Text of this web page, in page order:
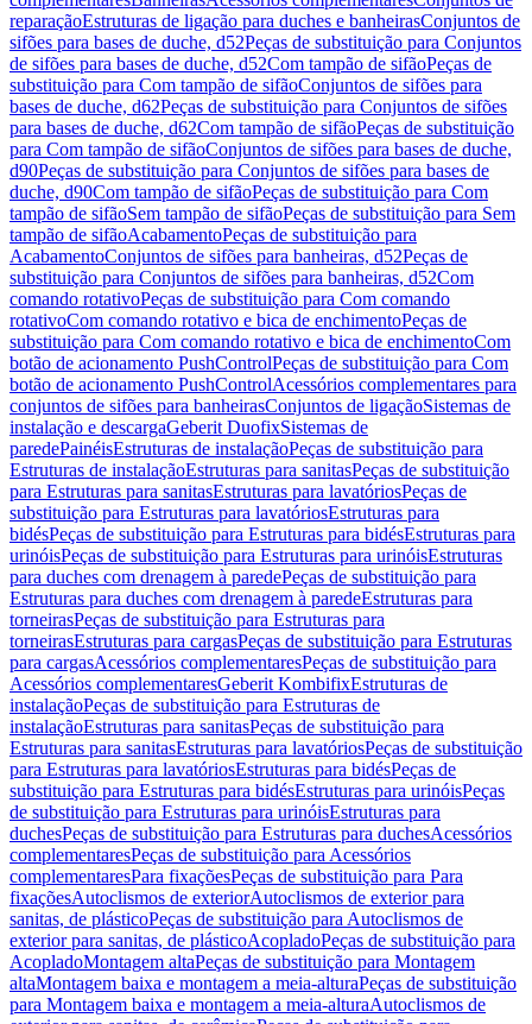
reparaçãoEstruturas de ligação para duches e banheirasConjuntos de
sifões para bases de duche, d52Peças de substituição para Conjuntos
de sifões para bases de duche, d52Com tampão de sifãoPeças de
substituição para Com tampão de sifãoConjuntos de sifões para
bases de duche, d62Peças de substituição para Conjuntos de sifões
para bases de duche, d62Com tampão de sifãoPeças de substituição
para Com tampão de sifãoConjuntos de sifões para bases de duche,
d90Peças de substituição para Conjuntos de sifões para bases de
duche, d90Com tampão de sifãoPeças de substituição para Com
tampão de sifãoSem tampão de sifãoPeças de substituição para Sem
tampão de sifãoAcabamentoPeças de substituição para
AcabamentoConjuntos de sifões para banheiras, d52Peças de
substituição para Conjuntos de sifões para banheiras, d52Com
comando rotativoPeças de substituição para Com comando
rotativoCom comando rotativo e bica de enchimentoPeças de
substituição para Com comando rotativo e bica de enchimentoCom
botão de acionamento PushControlPeças de substituição para Com
botão de acionamento PushControlAcessórios complementares para
conjuntos de sifões para banheirasConjuntos de ligaçãoSistemas de
instalação e descargaGeberit DuofixSistemas de
paredePainéisEstruturas de instalaçãoPeças de substituição para
Estruturas de instalaçãoEstruturas para sanitasPeças de substituição
para Estruturas para sanitasEstruturas para lavatóriosPeças de
substituição para Estruturas para lavatóriosEstruturas para
bidésPeças de substituição para Estruturas para bidésEstruturas para
urinóisPeças de substituição para Estruturas para urinóisEstruturas
para duches com drenagem à paredePeças de substituição para
Estruturas para duches com drenagem à paredeEstruturas para
torneirasPeças de substituição para Estruturas para
torneirasEstruturas para cargasPeças de substituição para Estruturas
para cargasAcessórios complementaresPeças de substituição para
Acessórios complementaresGeberit KombifixEstruturas de
instalaçãoPeças de substituição para Estruturas de
instalaçãoEstruturas para sanitasPeças de substituição para
Estruturas para sanitasEstruturas para lavatóriosPeças de substituição
para Estruturas para lavatóriosEstruturas para bidésPeças de
substituição para Estruturas para bidésEstruturas para urinóisPeças
de substituição para Estruturas para urinóisEstruturas para
duchesPeças de substituição para Estruturas para duchesAcessórios
complementaresPeças de substituição para Acessórios
complementaresPara fixaçõesPeças de substituição para Para
fixaçõesAutoclismos de exteriorAutoclismos de exterior para
sanitas, de plásticoPeças de substituição para Autoclismos de
exterior para sanitas, de plásticoAcopladoPeças de substituição para
AcopladoMontagem altaPeças de substituição para Montagem
altaMontagem baixa e montagem a meia-alturaPeças de substituição
para Montagem baixa e montagem a meia-alturaAutoclismos de